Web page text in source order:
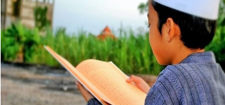
Bantu Naura, Balita Hebat
Tumor Pembuluh Darah
Hidup Naura Salsabila dipenuhi dengan
rintangan yang sangat berat. Meskipun
berusia sepuluh bulan, bayi yang imut
menghadapi penyakit yang dahsyat,
pembuluh darah berukuran...